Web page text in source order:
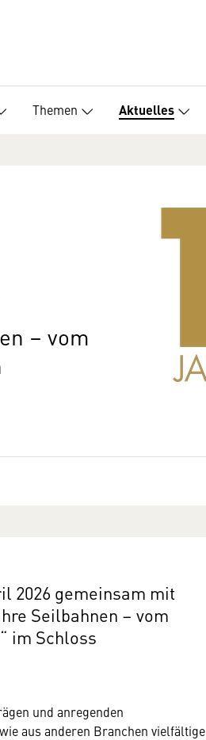
Themen Aktuelles
– vom
2026 gemeinsam mit
Seilbahnen – vom
im Schloss
und anregenden
aus anderen Branchen vielfältige